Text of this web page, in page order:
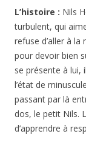
L’histoire : Nils
turbulent, qui
refuse d’aller à
pour devoir bien
se présente à lui,
l’état de
passant par là
dos, le petit Nils.
d’apprendre à